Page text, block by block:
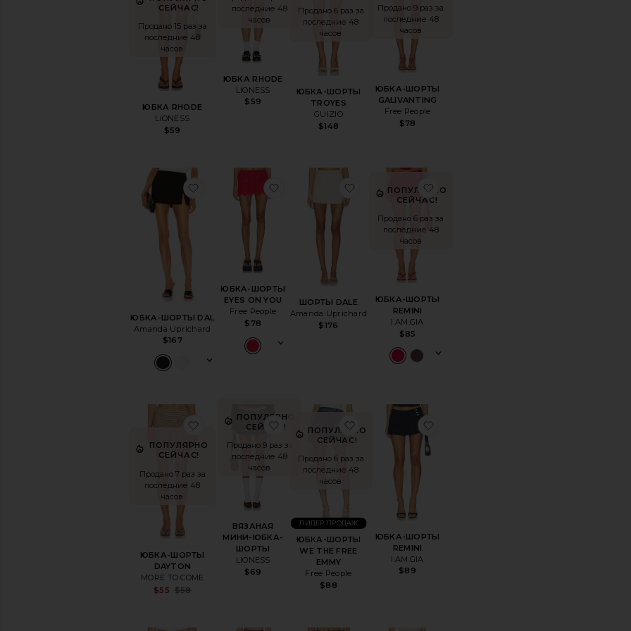
СЕЙЧАС!
Продано 15 раз за
последние 48
часов
ЮБКА RHODE
LIONESS
$59
последние 48
часов
ЮБКА RHODE
LIONESS
$59
Продано 6 раз за
последние 48
часов
ЮБКА-ШОРТЫ
TROYES
GUIZIO
$148
Продано 9 раз за
последние 48
часов
ЮБКА-ШОРТЫ
GALIVANTING
Free People
$78
ЮБКА-ШОРТЫ DAL
Amanda Uprichard
$167
избранноеЮБКА-ШОРТЫ DAL
ЮБКА-ШОРТЫ
EYES ON YOU
Free People
$78
избранноеЮБКА-ШОРТЫ EYES ON YOU
ШОРТЫ DALE
Amanda Uprichard
$176
избранноеШОРТЫ DALE
ПОПУЛЯРНО
СЕЙЧАС!
Продано 6 раз за
последние 48
часов
ЮБКА-ШОРТЫ
REMINI
I.AM.GIA
$85
избранноеЮБКА-ШОРТЫ REMINI
ПОПУЛЯРНО
СЕЙЧАС!
Продано 7 раз за
последние 48
часов
ЮБКА-ШОРТЫ
DAYTON
MORE TO COME
$55 $58
избранноеЮБКА-ШОРТЫ DAYTON
ПОПУЛЯРНО
СЕЙЧАС!
Продано 9 раз за
последние 48
часов
ВЯЗАНАЯ
МИНИ-ЮБКА-
ШОРТЫ
LIONESS
$69
избранноеВЯЗАНАЯ МИНИ-ЮБКА-ШОРТЫ
ПОПУЛЯРНО
СЕЙЧАС!
Продано 6 раз за
последние 48
часов
ЮБКА-ШОРТЫ
WE THE FREE
EMMY
Free People
$88
ЛИДЕР ПРОДАЖ
избранноеЮБКА-ШОРТЫ WE THE FREE EMMY
ЮБКА-ШОРТЫ
REMINI
I.AM.GIA
$89